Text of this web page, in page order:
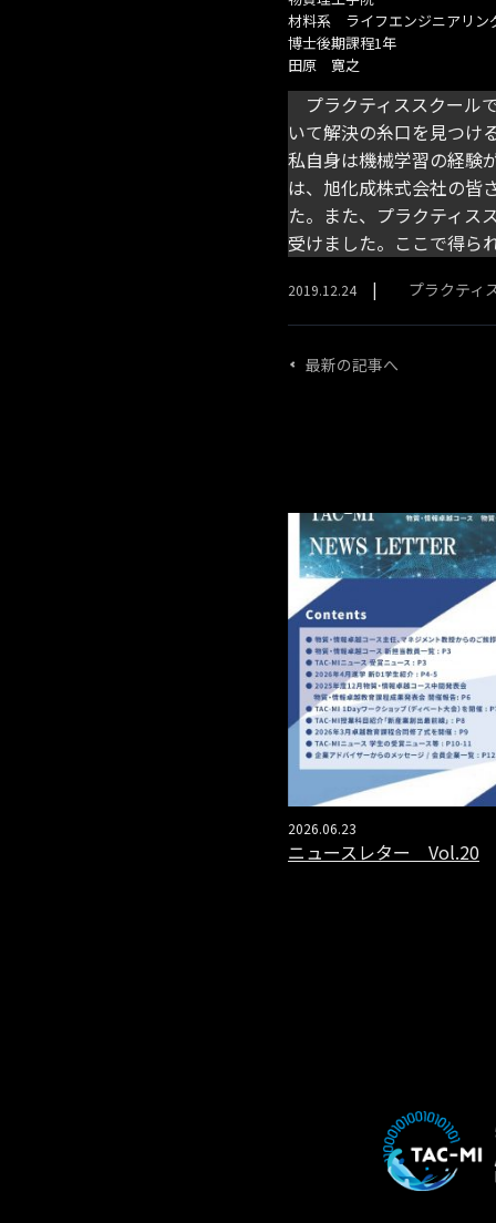
材料系 ライフエンジニアリン
博士後期課程1年
田原 寛之
プラクティススクール
いて解決の糸口を見つけ
私自身は機械学習の経験
は、旭化成株式会社の皆
た。また、プラクティス
受けました。ここで得ら
2019.12.24 プラクティ
最新の記事へ
2026.06.23
ニュースレター Vol.20